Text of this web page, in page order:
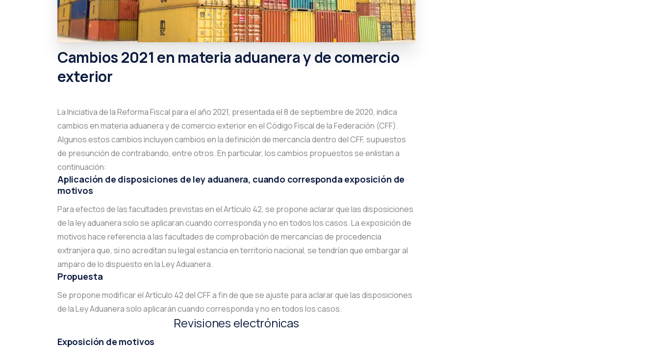
Cambios2021 en materia aduaneraydecomercio
exterior
La Iniciativa de la Reforma Fiscal para el año 2021, presentada el 8 de septiembre de 2020, indica
cambios en materia aduanera y de comercio exterior en el Código Fiscal de la Federación (CFF).
Algunos estos cambios incluyen cambios en la definición de mercancía dentro del CFF, supuestos
de presunción de contrabando, entre otros. En particular, los cambios propuestos se enlistan a
continuación:
Aplicación de disposiciones de ley aduanera, cuando corresponda exposición de
motivos
Para efectos de las facultades previstas en el Artículo 42, se propone aclarar que las disposiciones
de la ley aduanera solo se aplicaran cuando corresponda y no en todos los casos. La exposición de
motivos hace referencia a las facultades de comprobación de mercancías de procedencia
extranjera que, si no acreditan su legal estancia en territorio nacional, se tendrían que embargar al
amparo de lo dispuesto en la Ley Aduanera.
Propuesta
Se propone modificar el Artículo 42 del CFF a fin de que se ajuste para aclarar que las disposiciones
de la Ley Aduanera solo aplicarán cuando corresponda y no en todos los casos.
Revisiones electrónicas
Exposición de motivos